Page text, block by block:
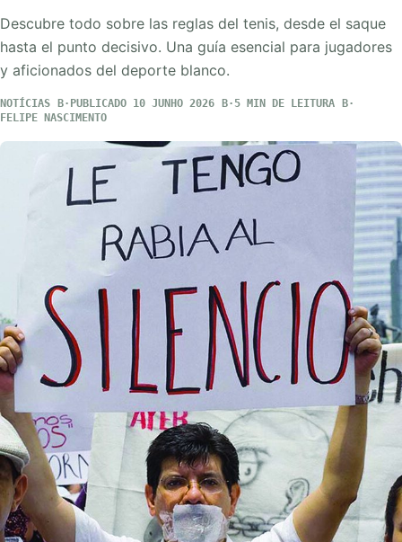
Descubre todo sobre las reglas del tenis, desde el saque
hasta el punto decisivo. Una guía esencial para jugadores
y aficionados del deporte blanco.
NOTÍCIAS PUBLICADO 10 JUNHO 2026
5 MIN DE LEITURA
FELIPE NASCIMENTO